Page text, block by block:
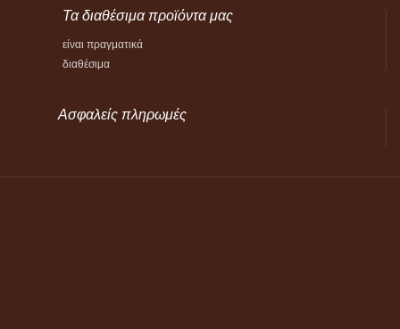
Τα διαθέσιμα προϊόντα μας
είναι πραγματικά
διαθέσιμα
Ασφαλείς πληρωμές